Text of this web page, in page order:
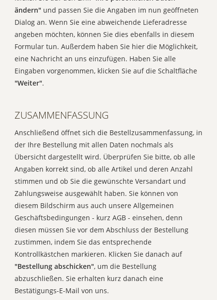
ändern" und passen Sie die Angaben im nun geöffneten
Dialog an. Wenn Sie eine abweichende Lieferadresse
angeben möchten, können Sie dies ebenfalls in diesem
Formular tun. Außerdem haben Sie hier die Möglichkeit,
eine Nachricht an uns einzufügen. Haben Sie alle
Eingaben vorgenommen, klicken Sie auf die Schaltfläche
"Weiter".
ZUSAMMENFASSUNG
Anschließend öffnet sich die Bestellzusammenfassung, in
der Ihre Bestellung mit allen Daten nochmals als
Übersicht dargestellt wird. Überprüfen Sie bitte, ob alle
Angaben korrekt sind, ob alle Artikel und deren Anzahl
stimmen und ob Sie die gewünschte Versandart und
Zahlungsweise ausgewählt haben. Sie können von
diesem Bildschirm aus auch unsere Allgemeinen
Geschäftsbedingungen - kurz AGB - einsehen, denn
diesen müssen Sie vor dem Abschluss der Bestellung
zustimmen, indem Sie das entsprechende
Kontrollkästchen markieren. Klicken Sie danach auf
"Bestellung abschicken", um die Bestellung
abzuschließen. Sie erhalten kurz danach eine
Bestätigungs-E-Mail von uns.